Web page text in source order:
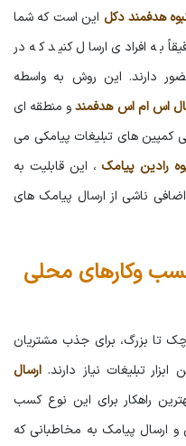
هدفمند دکل این است که شما
به افرادی ارسال کنید که در
دارند. این روش به واسطه
اس ام اس هدفمندو منطقه ای
کمپین های تبلیغات پیامکی می
رادین پیامک ، این قابلیت به
ناشی از ارسال پیامک های
وکارهای محلی
تا بزرگ، برای جذب مشتریان
تبلیغات نیاز دارند. ارسال
راهکار برای این نوع کسب
ارسال پیامک به مخاطبانی که